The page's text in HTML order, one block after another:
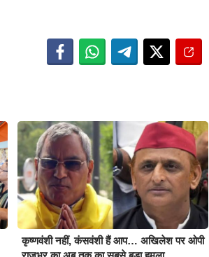
कृष्णवंशी नहीं, कंसवंशी हैं आप… अखिलेश पर ओपी